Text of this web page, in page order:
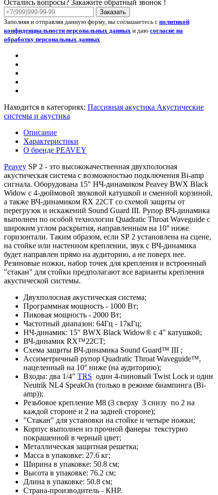
Остались вопросы? Закажите обратный звонок !
Заказать
Заполняя и отправляя данную форму, вы соглашаетесь с политикой
конфиденциальности персональных данных и даю согласие на
обработку персональных данных
Находится в категориях: Пассивная акустика Акустические
системы и акустика
Описание
Характеристики
О бренде PEAVEY
Peavey SP 2 - это высококачественная двухполосная
акустическая система с возможностью подключения Bi-amp
сигнала. Оборудована 15" НЧ-динамиком Peavey BWX Black
Widow с 4-дюймовой звуковой катушкой и сменной корзиной,
а также ВЧ-динамиком RX 22CT со схемой защиты от
перегрузок и искажений Sound Guard III. Рупор ВЧ-динамика
выполнен по особой технологии Quadratic Throat Waveguide с
широким углом раскрытия, направленным на 10° ниже
горизонтали. Таким образом, если SP 2 установлена на сцене,
на стойке или настенном креплении, звук с ВЧ-динамика
будет направлен прямо на аудиторию, а не поверх нее.
Резиновые ножки, набор точек для крепления и встроенный
"стакан" для стойки предполагают все варианты крепления
акустической системы.
Двухполосная акустическая система;
Программная мощность - 1000 Вт;
Пиковая мощность - 2000 Вт;
Частотный диапазон: 64Гц - 17кГц;
НЧ-динамик: 15" BWX Black Widow® с 4" катушкой;
ВЧ-динамик RX™22CT;
Схема защиты ВЧ-динамика Sound Guard™ III ;
Ассиметричный рупор Quadratic Throat Waveguide™,
нацеленный на 10° ниже (на аудиторию);
Входы: два 1/4" TRS один 4-пиновый Twist Lock и один
Neutrik NL4 SpeakOn (только в режиме биампинга (Bi-
amp));
Резьбовоe крепление М8 (3 сверху 3 снизу по 2 на
каждой стороне и 2 на задней стороне);
"Стакан" для установки на стойке и четыре ножки;
Корпус выполнен из прочной фанеры текстурно
покрашенной в черный цвет;
Металлическая защитная решетка;
Масса в упаковке: 27.6 кг;
Ширина в упаковке: 50.8 см;
Высота в упаковке: 76.2 см;
Длина в упаковке: 50.8 см;
Страна-производитель - КНР.